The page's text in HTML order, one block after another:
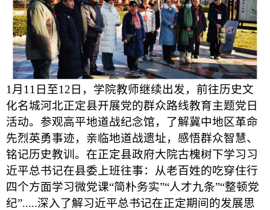
1月11日至12日，学院教师继续出发，前往历史文
化名城河北正定县开展党的群众路线教育主题党日
活动。参观高平地道战纪念馆，了解冀中地区革命
先烈英勇事迹，亲临地道战遗址，感悟群众智慧、
铭记历史教训。在正定县政府大院古槐树下学习习
近平总书记在县委上班往事：从老百姓的吃穿住行
四个方面学习微党课“简朴务实”“⼈才九条”“整顿党
纪”.....深入了解习近平总书记在正定期间的发展思